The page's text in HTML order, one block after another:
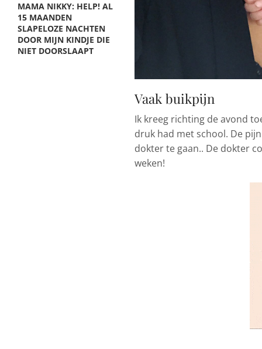
MAMA NIKKY: HELP! AL
15 MAANDEN
SLAPELOZE NACHTEN
DOOR MIJN KINDJE DIE
NIET DOORSLAAPT
Vaak buikpijn
Ik kreeg richting de avond
druk had met school. De
dokter te gaan.. De dokter
weken!